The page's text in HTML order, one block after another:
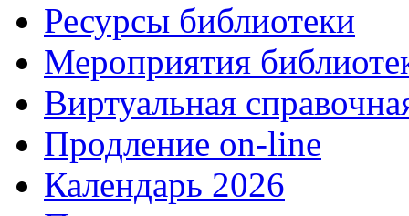
Ресурсы библиотеки
Мероприятия
Виртуальная
Продление on-line
Календарь 2026